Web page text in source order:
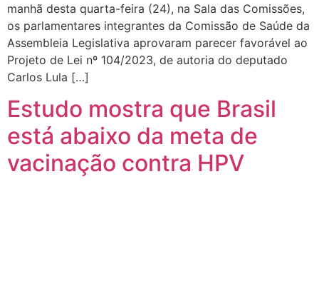
manhã desta quarta-feira (24), na Sala das Comissões,
os parlamentares integrantes da Comissão de Saúde da
Assembleia Legislativa aprovaram parecer favorável ao
Projeto de Lei nº 104/2023, de autoria do deputado
Carlos Lula […]
Estudo mostra que Brasil
está abaixo da meta de
vacinação contra HPV